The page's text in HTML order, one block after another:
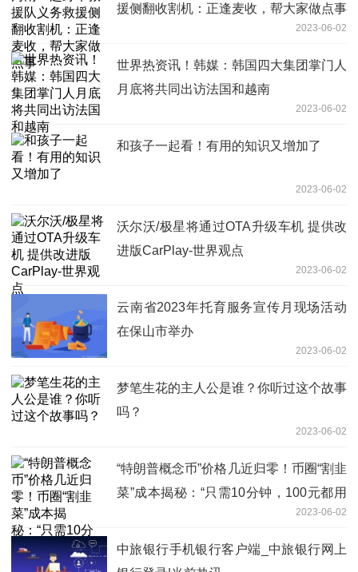
援侧翻收割机：正逢麦收，帮大家做点事
2023-06-02
世界热资讯！韩媒：韩国四大集团掌门人
月底将共同出访法国和越南
2023-06-02
和孩子一起看！有用的知识又增加了
2023-06-02
沃尔沃/极星将通过OTA升级车机 提供改
进版CarPlay-世界观点
2023-06-02
云南省2023年托育服务宣传月现场活动
在保山市举办
2023-06-02
梦笔生花的主人公是谁？你听过这个故事
吗？
2023-06-02
“特朗普概念币”价格几近归零！币圈“割韭
菜”成本揭秘：“只需10分钟，100元都用
2023-06-02
中旅银行手机银行客户端_中旅银行网上